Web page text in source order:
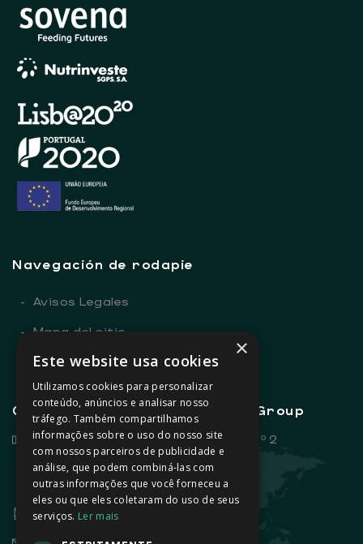
Navegación de rodapie
- Avisos Legales
- Mapa del sitio
Enlaces útiles
Contactos generales - Sovena Group
Rua Dr. António Loureiro Borges, nº 2
Edifício Arquiparque 2, 3º andar
1495-131 Algés - Portugal
+351 21 412 93 00
×
Este website usa cookies
Utilizamos cookies para personalizar
conteúdo, anúncios e analisar nosso
tráfego. Também compartilhamos
informações sobre o uso do nosso site
com nossos parceiros de publicidade e
análise, que podem combiná-las com
outras informações que você forneceu a
eles ou que eles coletaram do uso de seus
serviços. Ler mais